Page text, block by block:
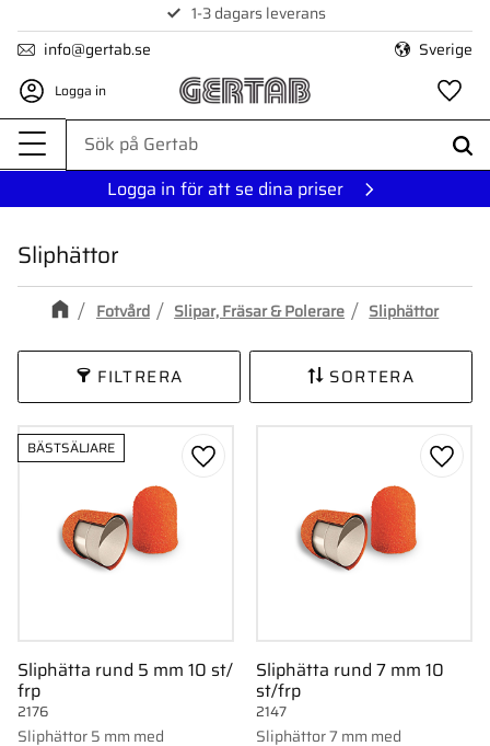
Meny
1-3 dagars leverans
info@gertab.se
Sverige
Logga in
Logga in för att se dina priser
Sliphättor
Fotvård Slipar, Fräsar & Polerare Sliphättor
FILTRERA SORTERA
Sliphätta rund 5 mm 10 st/
frp
Sliphättor 5 mm med
2176
BÄSTSÄLJARE
Lägg till i favoriter
Sliphätta rund 7 mm 10
st/frp
Sliphättor 7 mm med
2147
Lägg